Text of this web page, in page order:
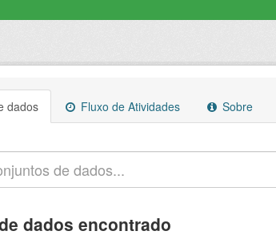
dados Fluxo de Atividades Sobre
dados encontrado